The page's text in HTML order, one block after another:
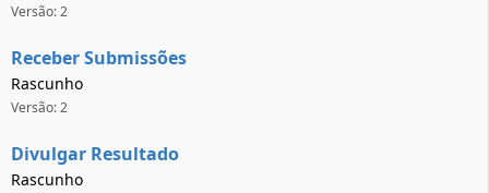
Versão: 2
Receber Submissões
Rascunho
Versão: 2
Divulgar Resultado
Rascunho